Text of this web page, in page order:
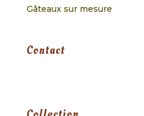
Gâteaux sur mesure
Contact